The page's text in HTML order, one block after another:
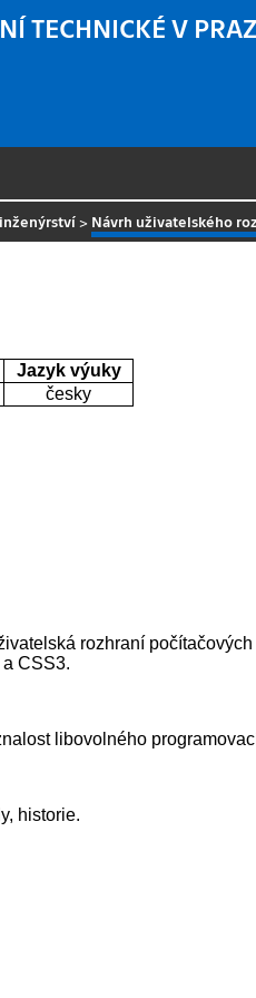
TECHNICKÉ V
> Návrh uživatelského
Jazyk výuky
česky
rozhraní
CSS3.
libovolného
historie.